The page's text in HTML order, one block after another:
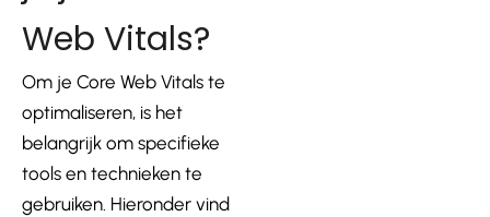
Web Vitals?
Om je Core Web Vitals te
optimaliseren, is het
belangrijk om specifieke
tools en technieken te
gebruiken. Hieronder vind